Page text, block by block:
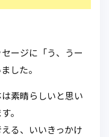
ージに「う、うー
した。
素晴らしいと思い
。
る、いいきっかけ